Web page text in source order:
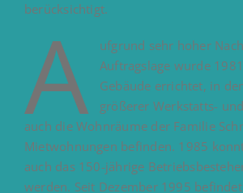
berücksichtigt.
A
ufgrund sehr hoher
Auftragslage wurde
Gebäude errichtet, in
größerer Werkstatts-
auch die Wohnräume der Familie
Mietwohnungen befinden. 1985
auch das 150-jährige
werden. Seit Dezember 1995